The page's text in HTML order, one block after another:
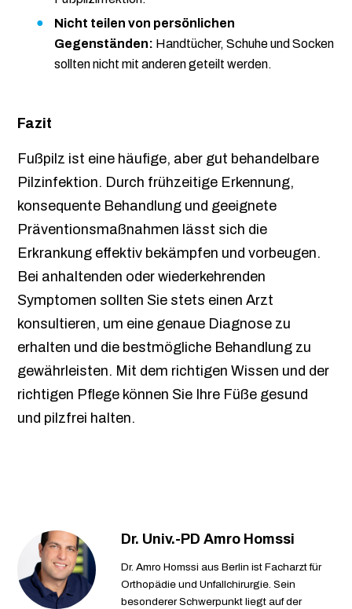
Nicht teilen von persönlichen
Gegenständen: Handtücher, Schuhe und Socken
sollten nicht mit anderen geteilt werden.
Fazit
Fußpilz ist eine häufige, aber gut behandelbare
Pilzinfektion. Durch frühzeitige Erkennung,
konsequente Behandlung und geeignete
Präventionsmaßnahmen lässt sich die
Erkrankung effektiv bekämpfen und vorbeugen.
Bei anhaltenden oder wiederkehrenden
Symptomen sollten Sie stets einen Arzt
konsultieren, um eine genaue Diagnose zu
erhalten und die bestmögliche Behandlung zu
gewährleisten. Mit dem richtigen Wissen und der
richtigen Pflege können Sie Ihre Füße gesund
und pilzfrei halten.
Dr. Univ.-PD Amro Homssi
Dr. Amro Homssi aus Berlin ist Facharzt für
Orthopädie und Unfallchirurgie. Sein
besonderer Schwerpunkt liegt auf der